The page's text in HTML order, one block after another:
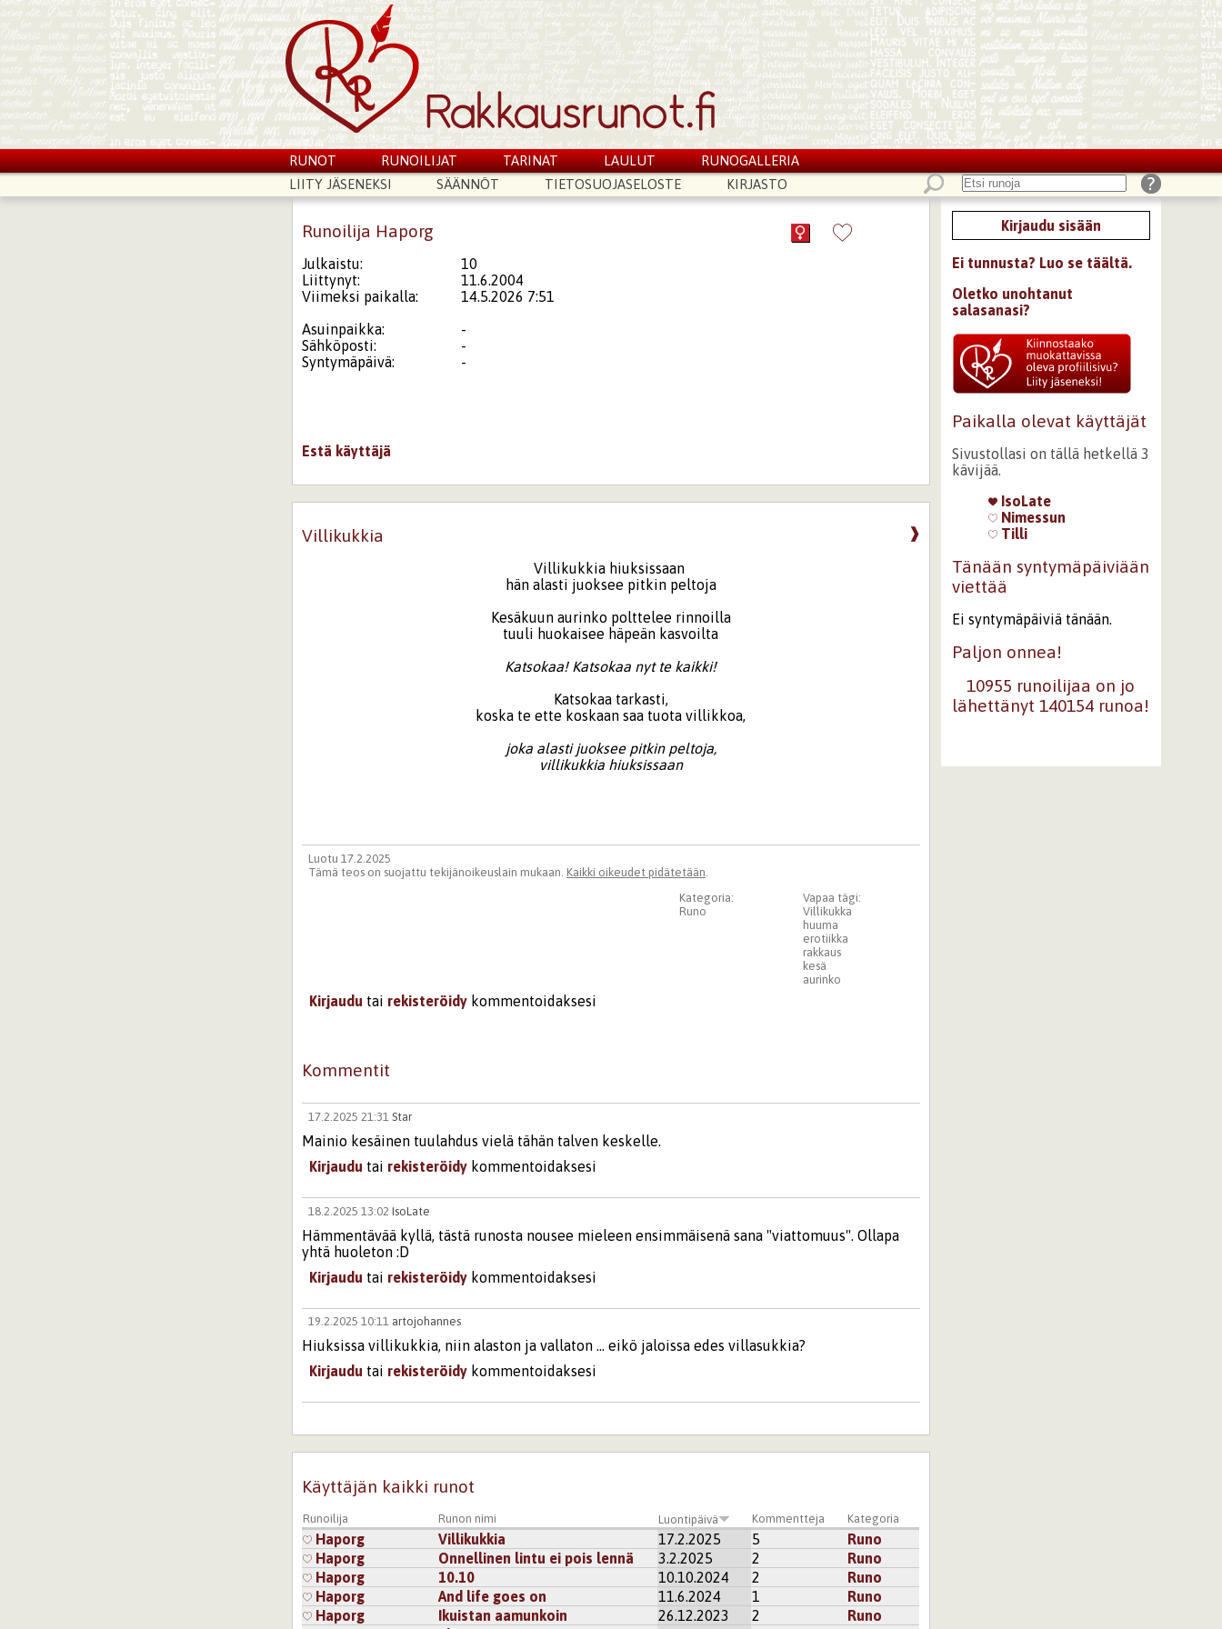
RUNOT RUNOILIJAT TARINAT LAULUT
RUNOGALLERIA
LIITY JÄSENEKSI
SÄÄNNÖT TIETOSUOJASELOSTE KIRJASTO
Runoilija Haporg
Julkaistu:
10
Liittynyt:
11.6.2004
Viimeksi paikalla:
14.5.2026 7:51
Asuinpaikka:
-
Sähköposti:
-
Syntymäpäivä:
-
Estä käyttäjä
❱
Villikukkia
Villikukkia hiuksissaan
hän alasti juoksee pitkin peltoja
Kesäkuun aurinko polttelee rinnoilla
tuuli huokaisee häpeän kasvoilta
Katsokaa! Katsokaa nyt te kaikki!
Katsokaa tarkasti,
koska te ette koskaan saa tuota villikkoa,
joka alasti juoksee pitkin peltoja,
villikukkia hiuksissaan
Luotu 17.2.2025
Tämä teos on suojattu tekijänoikeuslain mukaan. Kaikki oikeudet pidätetään
Vapaa tägi:
Villikukka
huuma
erotiikka
rakkaus
kesä
aurinko
Kategoria:
Runo
Kirjaudu tai rekisteröidy kommentoidaksesi
Kommentit
17.2.2025 21:31 Star
Mainio kesäinen tuulahdus vielä tähän talven keskelle.
Kirjaudu tai rekisteröidy kommentoidaksesi
18.2.2025 13:02 IsoLate
Hämmentävää kyllä, tästä runosta nousee mieleen ensimmäisenä sana "viattomuus". Ollapa
yhtä huoleton :D
Kirjaudu tai rekisteröidy kommentoidaksesi
19.2.2025 10:11 artojohannes
Hiuksissa villikukkia, niin alaston ja vallaton ... eikö jaloissa edes villasukkia?
Kirjaudu tai rekisteröidy kommentoidaksesi
Hyvät kesä fiilikset tuli, viattomat.
Somasti kukkea kanssa
Kirjaudutai rekisteröidykommentoidaksesi
Käyttäjän kaikki runot
Runoilija Runon nimi Luontipäivä Kommentteja Kategoria
Haporg Villikukkia 17.2.2025 5
Runo
Haporg
Onnellinen lintu ei pois lennä 3.2.2025 2
Runo
Haporg
10.10 10.10.2024 2
Runo
Haporg
And life goes on 11.6.2024 1
Runo
Haporg
Ikuistan aamunkoin 26.12.2023 2
Runo
Kirjaudu sisään
Ei tunnusta? Luo se täältä.
Oletko unohtanut
salasanasi?
Paikalla olevat käyttäjät
Sivustollasi on tällä hetkellä 3
kävijää.
IsoLate
Nimessun
Tilli
Tänään syntymäpäiviään
viettää
Ei syntymäpäiviä tänään.
Paljon onnea!
10955 runoilijaa on jo
lähettänyt 140154 runoa!